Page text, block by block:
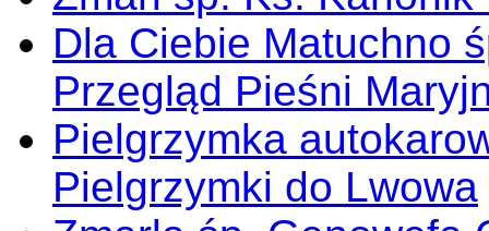
Dla Ciebie Matuchno
Przegląd Pieśni
Pielgrzymka
Pielgrzymki do Lwowa